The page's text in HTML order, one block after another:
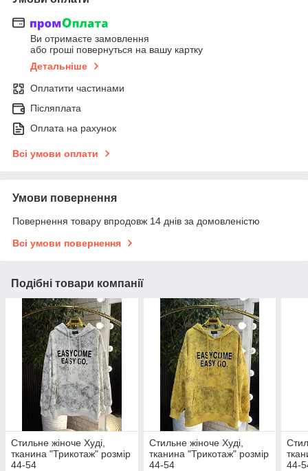
Ви отримаєте замовлення
або гроші повернуться на вашу картку
Детальніше
Оплатити частинами
Післяплата
Оплата на рахунок
Всі умови оплати
Умови повернення
Повернення товару впродовж 14 днів за домовленістю
Всі умови повернення
Подібні товари компанії
Стильне жіноче Худі,
тканина "Трикотаж" розмір
44-54
Стильне жіноче Худі,
тканина "Трикотаж" розмір
44-54
44-